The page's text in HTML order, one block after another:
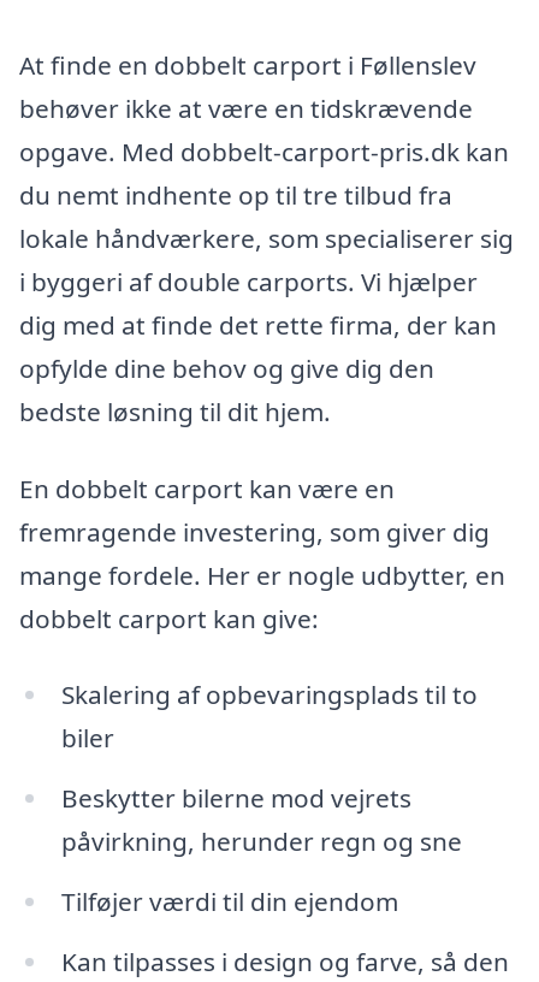
At finde en dobbelt carport i Føllenslev
behøver ikke at være en tidskrævende
opgave. Med dobbelt-carport-pris.dk kan
du nemt indhente op til tre tilbud fra
lokale håndværkere, som specialiserer sig
i byggeri af double carports. Vi hjælper
dig med at finde det rette firma, der kan
opfylde dine behov og give dig den
bedste løsning til dit hjem.
En dobbelt carport kan være en
fremragende investering, som giver dig
mange fordele. Her er nogle udbytter, en
dobbelt carport kan give:
Skalering af opbevaringsplads til to
biler
Beskytter bilerne mod vejrets
påvirkning, herunder regn og sne
Tilføjer værdi til din ejendom
Kan tilpasses i design og farve, så den